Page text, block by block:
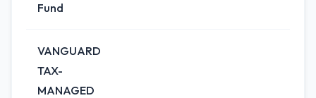
Fund
VANGUARD
TAX-
MANAGED